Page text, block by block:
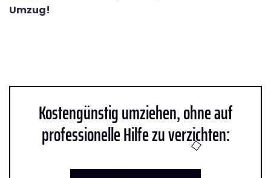
Umzug!
Kostengünstig umziehen, ohne auf
professionelle Hilfe zu verzichten: